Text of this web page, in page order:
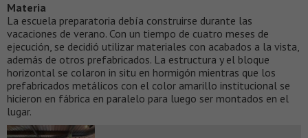
Materia
La escuela preparatoria debía construirse durante las
vacaciones de verano. Con un tiempo de cuatro meses de
ejecución, se decidió utilizar materiales con acabados a la vista,
además de otros prefabricados. La estructura y el bloque
horizontal se colaron in situ en hormigón mientras que los
prefabricados metálicos con el color amarillo institucional se
hicieron en fábrica en paralelo para luego ser montados en el
lugar.